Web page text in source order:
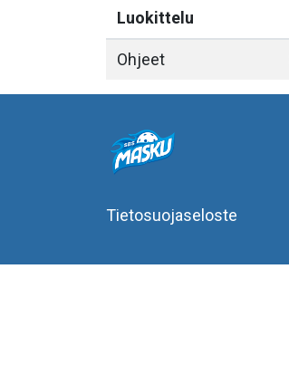
Luokittelu
Ohjeet
Tietosuojaseloste